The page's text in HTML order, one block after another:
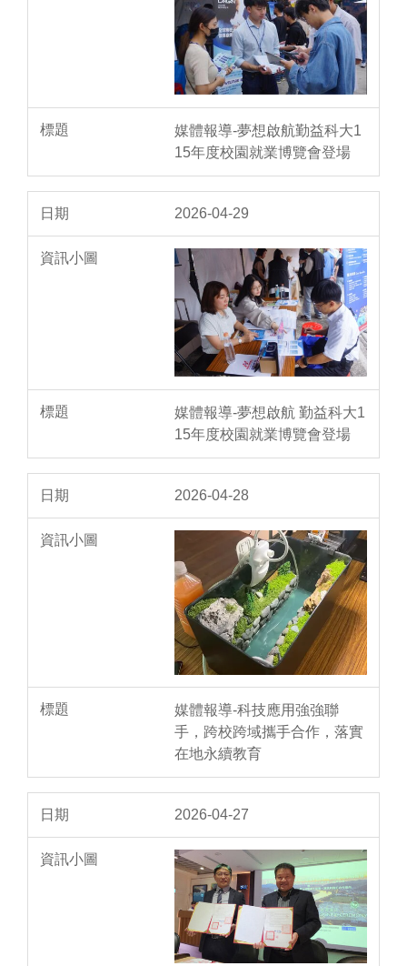
媒體報導-夢想啟航勤益科大1
15年度校園就業博覽會登場
2026-04-29
媒體報導-夢想啟航 勤益科大1
15年度校園就業博覽會登場
2026-04-28
媒體報導-科技應用強強聯
手，跨校跨域攜手合作，落實
在地永續教育
2026-04-27